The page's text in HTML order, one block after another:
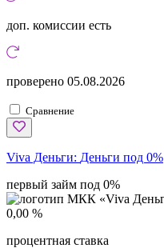
доп. комиссии есть
проверено 05.08.2026
Сравнение
Viva Деньги: Деньги под 0%
первый займ под 0%
0,00 %
процентная ставка